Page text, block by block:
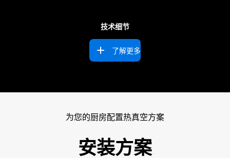
技术细节
了解更多
为您的厨房配置热真空方案
安装方案